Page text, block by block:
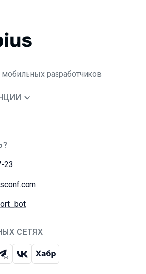
разработчиков
23
СЕТЯХ
чат
Телеграм-канал
ВКонтакте
Хабр